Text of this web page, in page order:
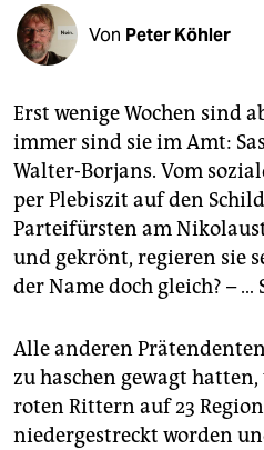
fragen & hilfe
abo
genossenschaft
epaper login
Von Peter Köhler
Erst wenige Wochen sind
immer sind sie im Amt:
Walter-Borjans. Vom
per Plebiszit auf den
Parteifürsten am
und gekrönt, regieren sie
der Name doch gleich? – …
Alle anderen
zu haschen gewagt
roten Rittern auf 23
niedergestreckt worden